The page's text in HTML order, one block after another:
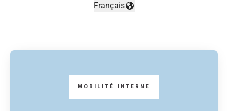
Changer la langue
Français